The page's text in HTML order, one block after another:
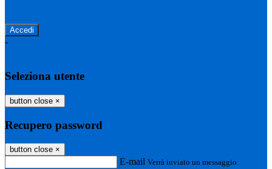
-
Seleziona utente
button close ×
Recupero password
button close ×
E-mail Verrà inviato un messaggio